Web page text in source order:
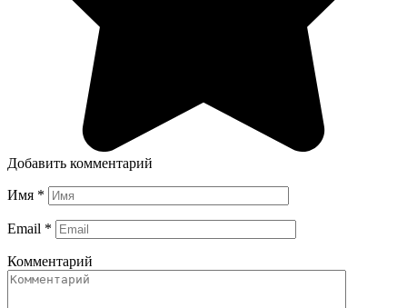
Добавить комментарий
Имя *
Email *
Комментарий